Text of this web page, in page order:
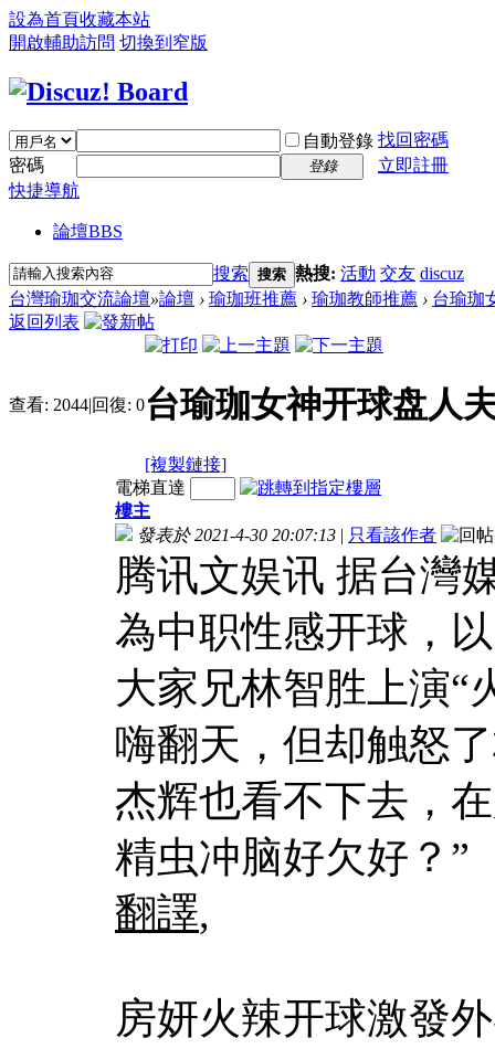
設為首頁收藏本站
開啟輔助訪問 切換到窄版
自動登錄 找回密碼
密碼
登錄
立即註冊
快捷導航
論壇BBS
搜索 搜索 熱搜: 活動 交友 discuz
台灣瑜珈交流論壇»論壇 › 瑜珈班推薦 › 瑜珈教師推薦 › 台瑜珈
返回列表
查看: 2044|回復: 0台瑜珈女神开球盘人
[複製鏈接]
電梯直達
樓主
發表於 2021-4-30 20:07:13 | 只看該作者
腾讯文娱讯 据台灣
為中职性感开球，
大家兄林智胜上演“
嗨翻天，但却触怒
杰辉也看不下去，
精虫冲脑好欠好？”
翻譯,
房妍火辣开球激發